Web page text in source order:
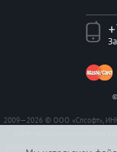
2009—2026 © ООО «Спсофт»,
определяемой положением